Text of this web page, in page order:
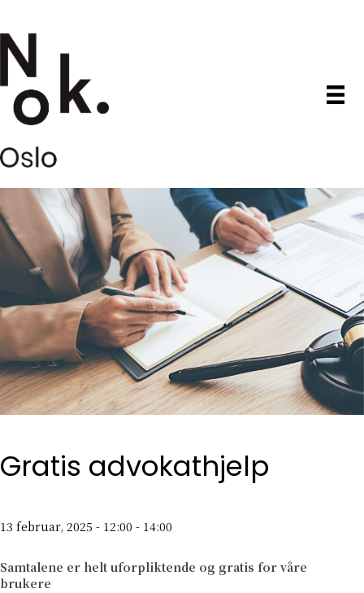
Gratis advokathjelp
13 februar, 2025 - 12:00 - 14:00
Samtalene er helt uforpliktende og gratis for våre
brukere